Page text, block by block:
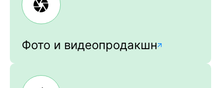
Фото и видеопродакшн